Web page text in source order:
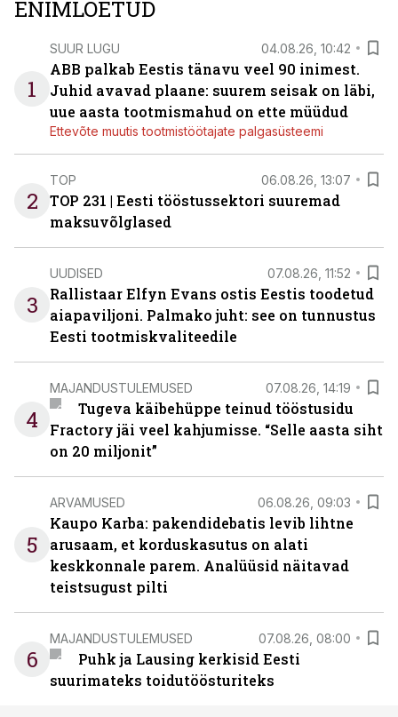
ENIMLOETUD
1
SUUR LUGU 04.08.26, 10:42
ABB palkab Eestis tänavu veel 90 inimest.
Juhid avavad plaane: suurem seisak on läbi,
uue aasta tootmismahud on ette müüdud
Ettevõte muutis tootmistöötajate palgasüsteemi
2
TOP 06.08.26, 13:07
TOP 231 | Eesti tööstussektori suuremad
maksuvõlglased
3
UUDISED 07.08.26, 11:52
Rallistaar Elfyn Evans ostis Eestis toodetud
aiapaviljoni. Palmako juht: see on tunnustus
Eesti tootmiskvaliteedile
4
MAJANDUSTULEMUSED 07.08.26, 14:19
Tugeva käibehüppe teinud tööstusidu
Fractory jäi veel kahjumisse. “Selle aasta siht
on 20 miljonit”
5
ARVAMUSED 06.08.26, 09:03
Kaupo Karba: pakendidebatis levib lihtne
arusaam, et korduskasutus on alati
keskkonnale parem. Analüüsid näitavad
teistsugust pilti
6
MAJANDUSTULEMUSED 07.08.26, 08:00
Puhk ja Lausing kerkisid Eesti
suurimateks toidutöösturiteks